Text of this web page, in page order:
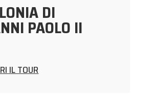
DI
PAOLO II
IL TOUR